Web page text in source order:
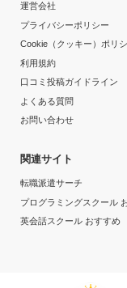
運営会社
プライバシーポリシー
Cookie（クッキー）ポリ
利用規約
口コミ投稿ガイドライン
よくある質問
お問い合わせ
関連サイト
転職派遣サーチ
プログラミングスクール
英会話スクール おすすめ